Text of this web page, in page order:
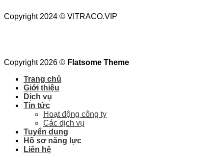
Copyright 2024 © VITRACO.VIP
Copyright 2026 © Flatsome Theme
Trang chủ
Giới thiệu
Dịch vụ
Tin tức
Hoạt động công ty
Các dịch vụ
Tuyển dụng
Hồ sơ năng lực
Liên hệ